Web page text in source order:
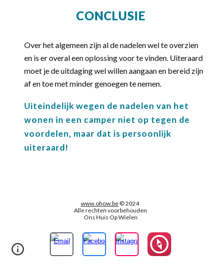
CONCLUSIE
Over het algemeen zijn al de nadelen wel te overzien
en is er overal een oplossing voor te vinden. Uiteraard
moet je de uitdaging wel willen aangaan en bereid zijn
af en toe met minder genoegen te nemen.
Uiteindelijk wegen de nadelen van het
wonen in een camper niet op tegen de
voordelen, maar dat is persoonlijk
uiteraard!
www.ohow.be© 2024
Alle rechten voorbehouden
Ons Huis Op Wielen